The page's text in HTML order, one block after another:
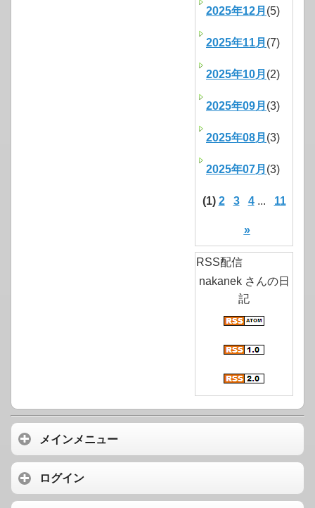
2025年12月 (5)
2025年11月 (7)
2025年10月 (2)
2025年09月 (3)
2025年08月 (3)
2025年07月 (3)
(1) 2 3 4... 11
»
RSS配信
nakanek さんの日
記
メインメニュー
ログイン